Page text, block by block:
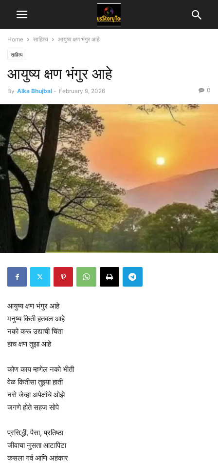
Home साहित्य आयुष्य क्षण भंगुर आहे
साहित्य
आयुष्य क्षण भंगुर आहे
By Alka Bhujbal - February 9, 2026 0
आयुष्य क्षण भंगुर आहे
मनुष्य किती हतबल आहे
नको करू उद्याची चिंता
हाच क्षण तुझा आहे
कोण काय म्हणेल नको भीती
वेळ कितीसा तुझ्या हाती
नसे जेव्हा अपेक्षांचे ओझे
जगणे होते सहज सोपे
प्रसिद्धी, पैसा, प्रतिष्ठा
जीवाचा नुसता आटापिटा
कसला गर्व आणि अहंकार